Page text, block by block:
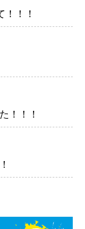
！！！
！！！